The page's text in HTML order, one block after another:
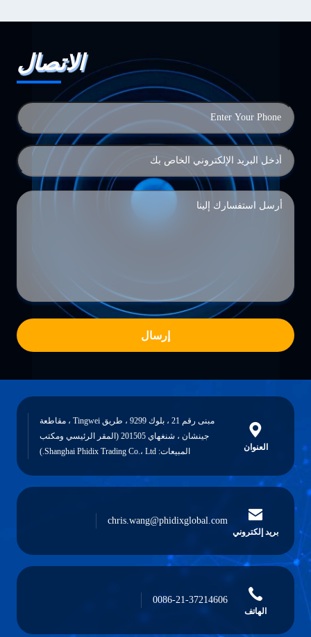
الاتصال
إرسال
العنوان
مبنى رقم 21 ، بلوك 9299 ، طريق Tingwei ، مقاطعة
جينشان ، شنغهاي 201505 (المقر الرئيسي ومكتب
المبيعات: Shanghai Phidix Trading Co.، Ltd.)
بريد إلكتروني
chris.wang@phidixglobal.com
الهاتف
0086-21-37214606